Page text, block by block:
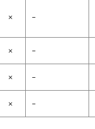
× –
× –
× –
× –